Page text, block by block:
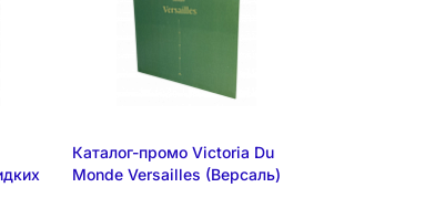
Каталог-промо Victoria Du
Monde Versailles (Версаль)